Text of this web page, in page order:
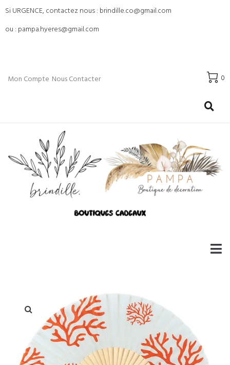
Si URGENCE, contactez nous : brindille.co@gmail.com
ou : pampa.hyeres@gmail.com
Mon Compte Nous Contacter 0